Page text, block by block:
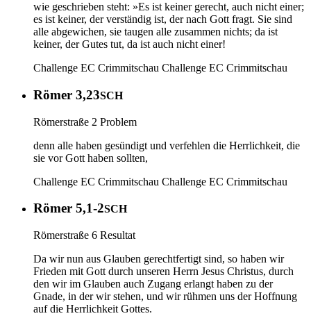
wie geschrieben steht: »Es ist keiner gerecht, auch nicht einer;
es ist keiner, der verständig ist, der nach Gott fragt. Sie sind
alle abgewichen, sie taugen alle zusammen nichts; da ist
keiner, der Gutes tut, da ist auch nicht einer!
Challenge EC Crimmitschau Challenge EC Crimmitschau
Römer 3,23SCH
Römerstraße 2 Problem
denn alle haben gesündigt und verfehlen die Herrlichkeit, die
sie vor Gott haben sollten,
Challenge EC Crimmitschau Challenge EC Crimmitschau
Römer 5,1-2SCH
Römerstraße 6 Resultat
Da wir nun aus Glauben gerechtfertigt sind, so haben wir
Frieden mit Gott durch unseren Herrn Jesus Christus, durch
den wir im Glauben auch Zugang erlangt haben zu der
Gnade, in der wir stehen, und wir rühmen uns der Hoffnung
auf die Herrlichkeit Gottes.